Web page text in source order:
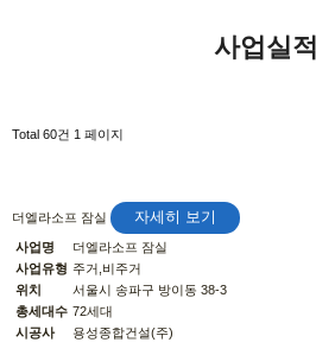
사업실적
Total 60건 1 페이지
더엘라소프 잠실 자세히 보기
사업명
더엘라소프 잠실
사업유형 주거,비주거
위치
서울시 송파구 방이동 38-3
총세대수 72세대
시공사
용성종합건설(주)